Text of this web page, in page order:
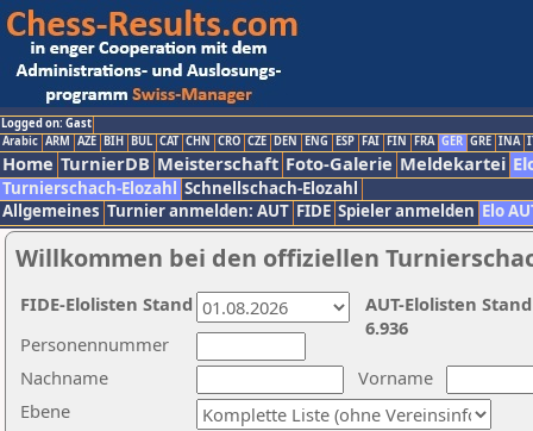
Logged on: Gast
Arabic ARM AZE BIH BUL CAT CHN CRO CZE DEN ENG ESP FAI FIN FRA GER GRE INA
Home TurnierDB Meisterschaft Foto-Galerie Meldekartei
Turnierschach-Elozahl Schnellschach-Elozahl
Allgemeines Turnier anmelden: AUT FIDE Spieler anmelden Elo
Willkommen bei den offiziellen
Nachname
Vorname
Ebene
Personennummer
AUT-Elolisten
6.936
FIDE-Elolisten Stand